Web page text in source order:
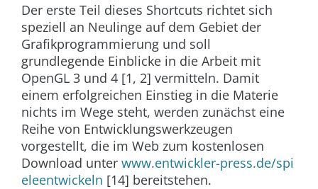
Der erste Teil dieses Shortcuts richtet sich
speziell an Neulinge auf dem Gebiet der
Grafikprogrammierung und soll
grundlegende Einblicke in die Arbeit mit
OpenGL 3 und 4 [1, 2] vermitteln. Damit
einem erfolgreichen Einstieg in die Materie
nichts im Wege steht, werden zunächst eine
Reihe von Entwicklungswerkzeugen
vorgestellt, die im Web zum kostenlosen
Download unter www.entwickler-press.de/spi
eleentwickeln [14] bereitstehen.